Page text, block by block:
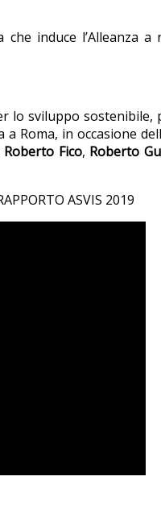
induce l’Alleanza
sviluppo
Roma, in occasione
Roberto Fico, Roberto
ASVIS 2019